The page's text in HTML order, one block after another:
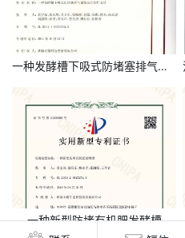
一种发酵槽下吸式防堵塞排气系统
一种新型防堵有机肥发酵槽